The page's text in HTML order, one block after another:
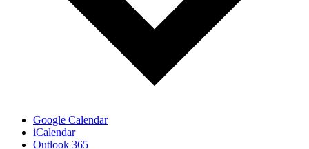
Google Calendar
iCalendar
Outlook 365